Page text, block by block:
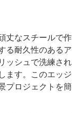
丈なスチールで作
る耐久性のあるア
ッシュで洗練され
ます。このエッジ
プロジェクトを簡